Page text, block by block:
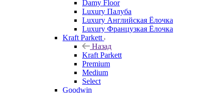
Damy Floor
Luxury Палуба
Luxury Английская Ёлочка
Luxury Французкая Ёлочка
Kraft Parkett
Назад
Kraft Parkett
Premium
Medium
Select
Goodwin